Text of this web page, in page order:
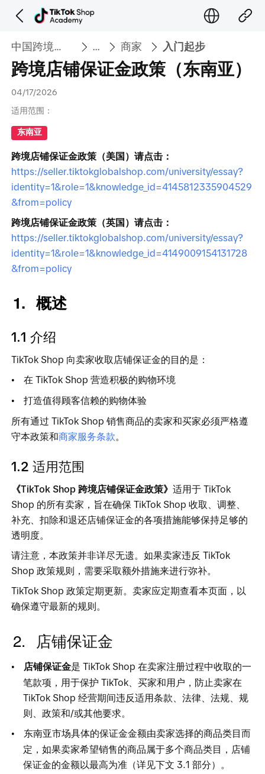
中国跨境大学 ... 商家 入门起步
跨境店铺保证金政策（东南亚）
04/17/2026
适用范围：
东南亚
跨境店铺保证金政策（美国）请点击：
https://seller.tiktokglobalshop.com/university/essay?
identity=1&role=1&knowledge_id=4145812335904529
&from=policy
跨境店铺保证金政策（英国）请点击：
https://seller.tiktokglobalshop.com/university/essay?
identity=1&role=1&knowledge_id=4149009154131728
&from=policy
概述
1.1 介绍
TikTok Shop 向卖家收取店铺保证金的目的是：
在TikTok Shop营造积极的购物环境
打造值得顾客信赖的购物体验
所有通过TikTok Shop销售商品的卖家和买家必须严格遵
守本政策和商家服务条款。
1.2 适用范围
《TikTok Shop 跨境店铺保证金政策》适用于TikTok
Shop 的所有卖家，旨在确保TikTok Shop收取、调整、
补充、扣除和退还店铺保证金的各项措施能够保持足够的
透明度。
请注意，本政策并非详尽无遗。如果卖家违反TikTok
Shop政策规则，需要采取额外措施来进行弥补。
TikTok Shop政策定期更新。卖家应定期查看本页面，以
确保遵守最新的规则。
店铺保证金
店铺保证金是TikTok Shop在卖家注册过程中收取的一
笔款项，用于保护TikTok、买家和用户，防止卖家在
TikTok Shop经营期间违反适用条款、法律、法规、规
则、政策和/或其他要求。
东南亚市场具体的保证金金额由卖家选择的商品类目而
定，如果卖家希望销售的商品属于多个商品类目，店铺
保证金的金额以最高为准（详见下文3.1部分）。